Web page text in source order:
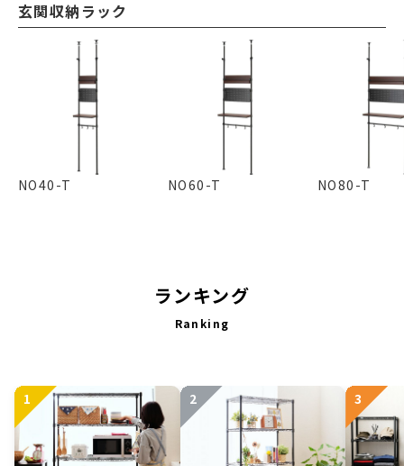
玄関収納ラック
NO40-T NO60-T NO80-T
ランキング
Ranking
1 2 3